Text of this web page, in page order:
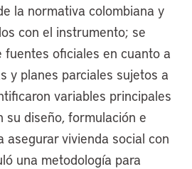
la normativa colombiana y
con el instrumento; se
fuentes oficiales en cuanto a
y planes parciales sujetos a
variables principales
su diseño, formulación e
asegurar vivienda social con
una metodología para